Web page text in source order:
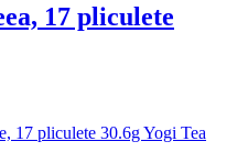
17 pliculete